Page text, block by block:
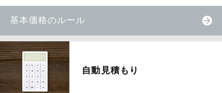
基本価格のルール
自動見積もり